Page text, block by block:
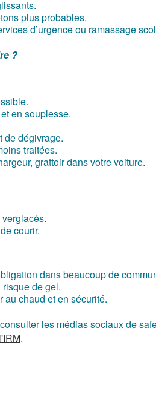
plus probables.
d’urgence ou ramassage
?
en souplesse.
de dégivrage.
traitées.
grattoir dans votre voiture.
courir.
dans beaucoup de
de gel.
chaud et en sécurité.
les médias sociaux de
.